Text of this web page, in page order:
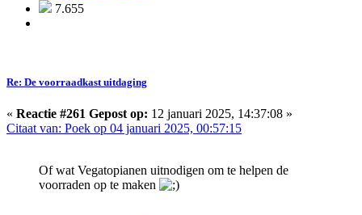
7.655
Re: De voorraadkast uitdaging
« Reactie #261 Gepost op: 12 januari 2025, 14:37:08 »
Citaat van: Poek op 04 januari 2025, 00:57:15
Of wat Vegatopianen uitnodigen om te helpen de
voorraden op te maken